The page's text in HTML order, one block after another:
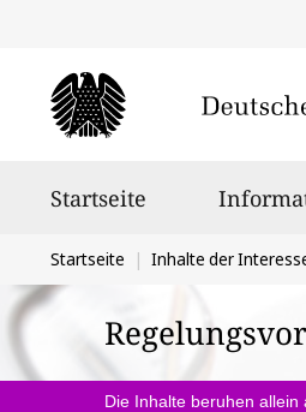
Startseite
Sie
befinden
sich
hier:
Startseite Inhalte der
Die Inhalte beruhen